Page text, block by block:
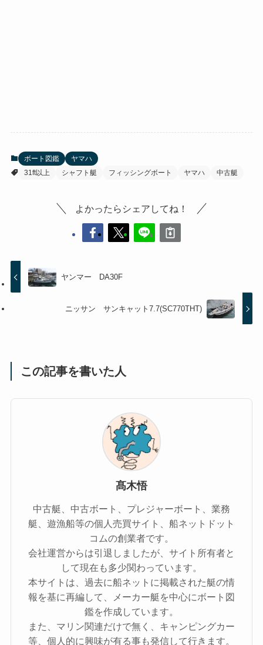
ボート図鑑
ヤマハ
31ft以上
シャフト艇 フィッシングボート ヤマハ 中古艇
よかったらシェアしてね！
ヤンマー DA30F
ニッサン サンキャット7.7(SC770THT)
この記事を書いた人
髙木悟
中古艇、中古ボート、プレジャーボート、業務
艇、遊漁船等の個人売買サイト、船ネットドット
コムの創業者です。
会社運営からは引退しましたが、サイト所有者と
して現在も多少関わっています。
本サイトは、過去に船ネットに掲載された艇の情
報を基に再編して、メーカー艇を中心にボート図
鑑を作成しています。
また、マリン関連だけで無く、キャンピングカー
等、個人的に興味が有る事も発信して行きます。